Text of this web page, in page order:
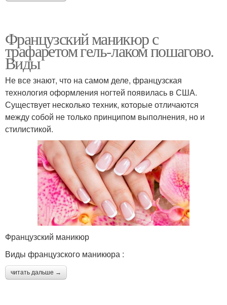
Французский маникюр с
трафаретом гель-лаком пошагово.
Виды
Не все знают, что на самом деле, французская
технология оформления ногтей появилась в США.
Существует несколько техник, которые отличаются
между собой не только принципом выполнения, но и
стилистикой.
Французский маникюр
Виды французского маникюра :
читать дальше →